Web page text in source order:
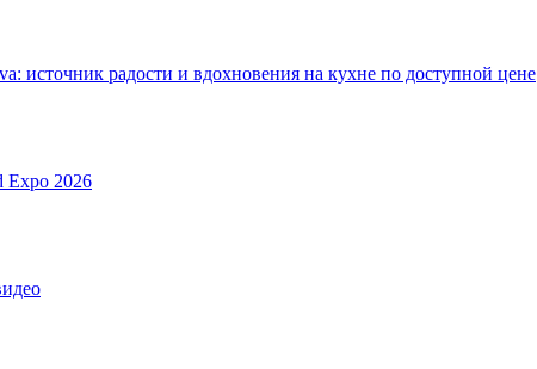
радости и вдохновения на кухне по доступной цене
Expo 2026